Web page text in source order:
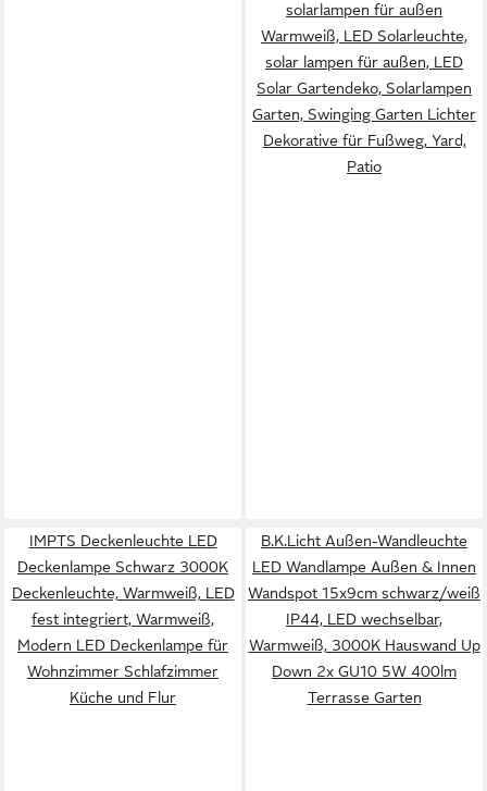
solarlampen für außen
Warmweiß, LED Solarleuchte,
solar lampen für außen, LED
Solar Gartendeko, Solarlampen
Garten, Swinging Garten Lichter
Dekorative für Fußweg, Yard,
Patio
IMPTS Deckenleuchte LED
Deckenlampe Schwarz 3000K
Deckenleuchte, Warmweiß, LED
fest integriert, Warmweiß,
Modern LED Deckenlampe für
Wohnzimmer Schlafzimmer
Küche und Flur
B.K.Licht Außen-Wandleuchte
LED Wandlampe Außen & Innen
Wandspot 15x9cm schwarz/weiß
IP44, LED wechselbar,
Warmweiß, 3000K Hauswand Up
Down 2x GU10 5W 400lm
Terrasse Garten